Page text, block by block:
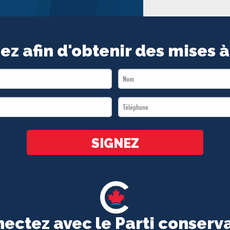
avec le Parti
afin d'obtenir des mises
Last
Name
Téléphone
*
SIGNEZ